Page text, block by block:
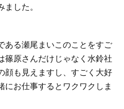
した。
ある瀬尾まいこのことをすご
篠原さんだけじゃなく水鈴社
顔も見えますし、すごく大好
にお仕事するとワクワクしま